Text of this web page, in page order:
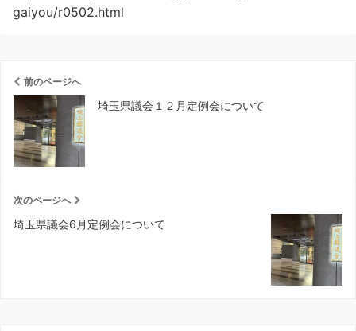
gaiyou/r0502.html
前のページへ
埼玉県議会１２月定例会について
次のページへ
埼玉県議会6月定例会について